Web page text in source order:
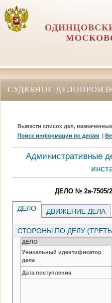
СУДЕБНОЕ
Вывести список дел,
Поиск информации по делам |
Административные
ДЕЛО № 2а-7505/
ДЕЛО ДВИЖЕНИЕ ДЕЛА
СТОРОНЫ ПО ДЕЛУ
ДЕЛО
Уникальный идентификатор
дела
Дата поступления